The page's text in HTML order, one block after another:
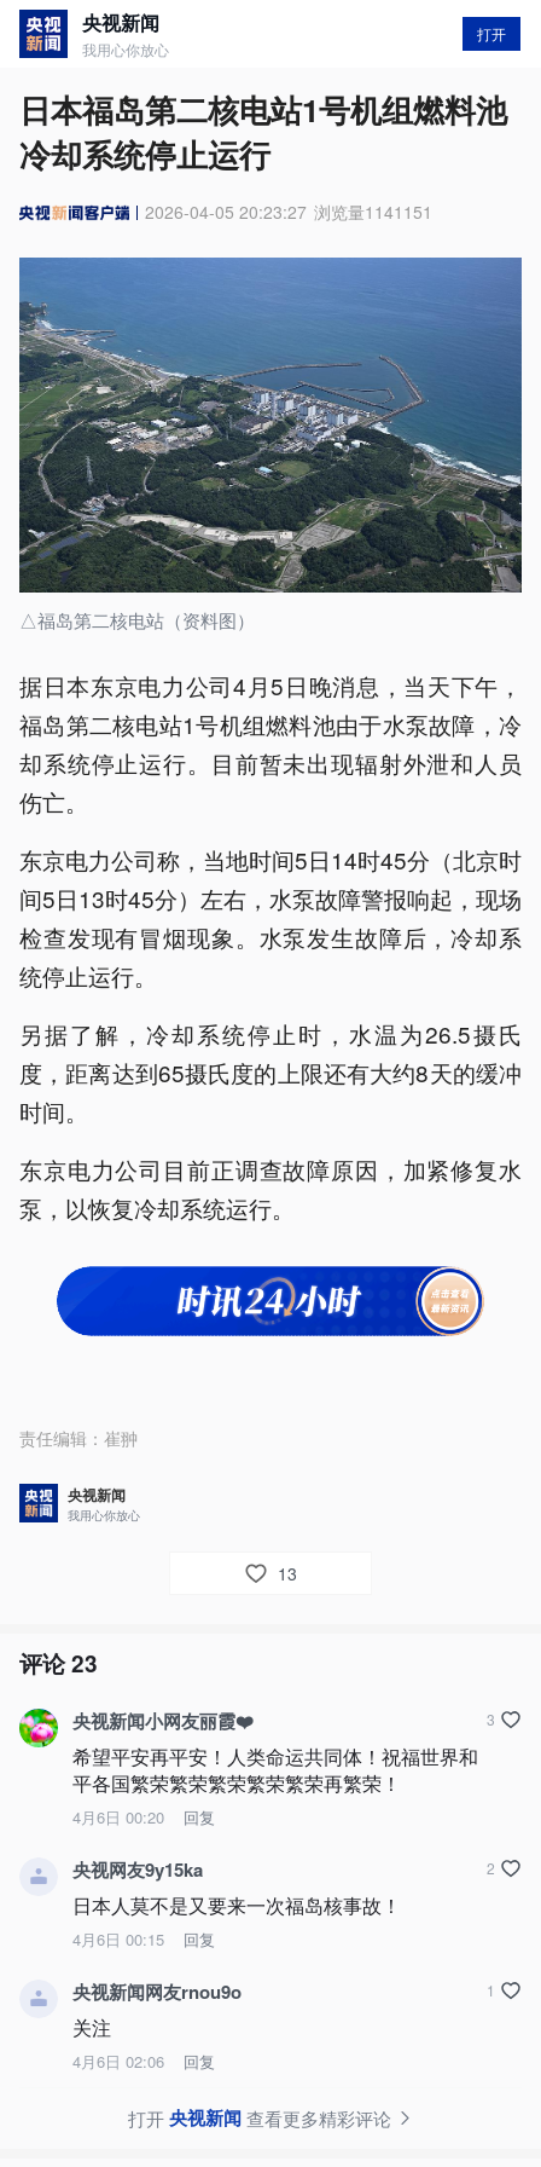
央视新闻
我用心你放心
打开
日本福岛第二核电站1号机组燃料池
冷却系统停止运行
2026-04-05 20:23:27 浏览量1141151
△福岛第二核电站（资料图）
据日本东京电力公司4月5日晚消息，当天下午，
福岛第二核电站1号机组燃料池由于水泵故障，冷
却系统停止运行。目前暂未出现辐射外泄和人员
伤亡。
东京电力公司称，当地时间5日14时45分（北京时
间5日13时45分）左右，水泵故障警报响起，现场
检查发现有冒烟现象。水泵发生故障后，冷却系
统停止运行。
另据了解，冷却系统停止时，水温为26.5摄氏
度，距离达到65摄氏度的上限还有大约8天的缓冲
时间。
东京电力公司目前正调查故障原因，加紧修复水
泵，以恢复冷却系统运行。
责任编辑： 崔翀
央视新闻
我用心你放心
13
评论23
央视新闻小网友丽霞❤️
希望平安再平安！人类命运共同体！祝福世界和
平各国繁荣繁荣繁荣繁荣繁荣再繁荣！
4月6日 00:20 回复
3
央视网友9y15ka
日本人莫不是又要来一次福岛核事故！
4月6日 00:15 回复
2
央视新闻网友rnou9o
关注
4月6日 02:06 回复
1
打开央视新闻查看更多精彩评论